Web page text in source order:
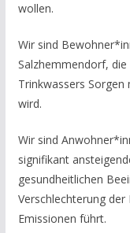
wollen.
Wir sind
Salzhemmendorf,
Trinkwassers
wird.
Wir sind
signifikant
gesundheitlichen
Verschlechterung
Emissionen führt.